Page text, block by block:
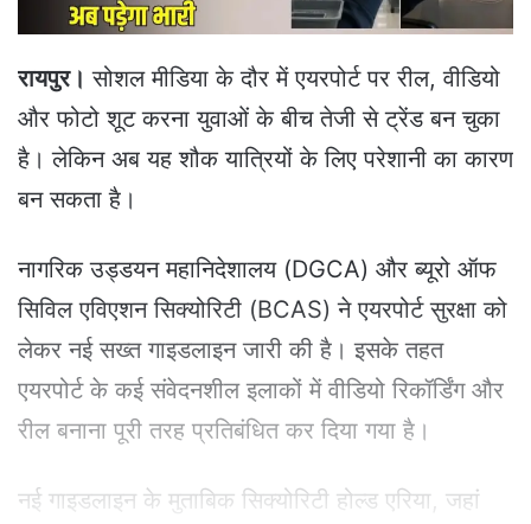
रायपुर। सोशल मीडिया के दौर में एयरपोर्ट पर रील, वीडियो
और फोटो शूट करना युवाओं के बीच तेजी से ट्रेंड बन चुका
है। लेकिन अब यह शौक यात्रियों के लिए परेशानी का कारण
बन सकता है।
नागरिक उड्डयन महानिदेशालय (DGCA) और ब्यूरो ऑफ
सिविल एविएशन सिक्योरिटी (BCAS) ने एयरपोर्ट सुरक्षा को
लेकर नई सख्त गाइडलाइन जारी की है। इसके तहत
एयरपोर्ट के कई संवेदनशील इलाकों में वीडियो रिकॉर्डिंग और
रील बनाना पूरी तरह प्रतिबंधित कर दिया गया है।
नई गाइडलाइन के मुताबिक सिक्योरिटी होल्ड एरिया, जहां